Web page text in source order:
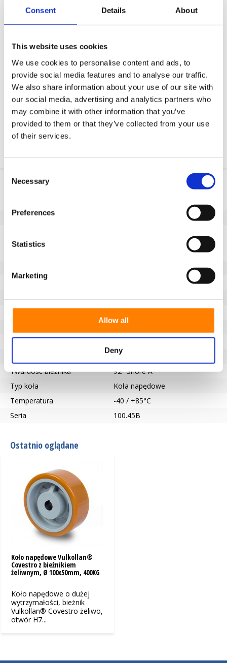
Consent Details About
This website uses cookies
We use cookies to personalise content and ads, to
provide social media features and to analyse our traffic.
We also share information about your use of our site with
our social media, advertising and analytics partners who
may combine it with other information that you’ve
provided to them or that they’ve collected from your use
of their services.
Selection
Necessary
Preferences
Statistics
Marketing
Allow all
Deny
Szybka dostawa
Estimated time:2-tygodniowy czas dostawy (bez
pośpiechu). Potrzebujesz go szybciej? Daj nam znać!
Żądanie części OE
Download PDF
Odpornosc chemiczna
Informacje o produkcie
EAN
Szerokość koła (mm)
Nośność (kg)
400
Typ łożyska
Otwór na oś-Ø (mm)
25
Vulkollan®
Twardość bieżnika
92° Shore A
Typ koła
Koła napędowe
Temperatura
-40 / +85°C
Seria
100.45B
Ostatnio oglądane
Koło napędowe Vulkollan®
Covestro z bieżnikiem
żeliwnym, Ø 100x50mm, 400KG
Koło napędowe o dużej
wytrzymałości, bieżnik
Vulkollan® Covestro żeliwo,
otwór H7...